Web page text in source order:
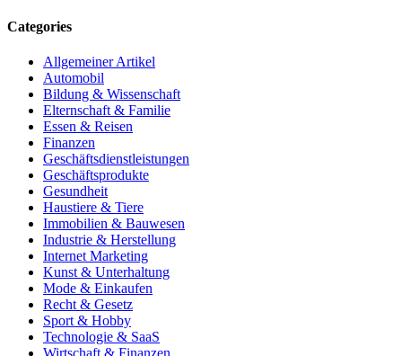
Categories
Allgemeiner Artikel
Automobil
Bildung & Wissenschaft
Elternschaft & Familie
Essen & Reisen
Finanzen
Geschäftsdienstleistungen
Geschäftsprodukte
Gesundheit
Haustiere & Tiere
Immobilien & Bauwesen
Industrie & Herstellung
Internet Marketing
Kunst & Unterhaltung
Mode & Einkaufen
Recht & Gesetz
Sport & Hobby
Technologie & SaaS